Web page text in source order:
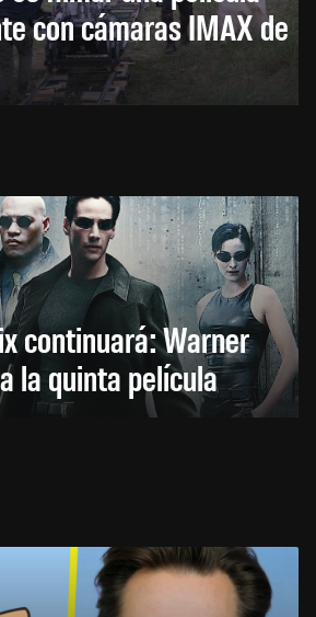
con cámaras IMAX de
continuará: Warner
la quinta película